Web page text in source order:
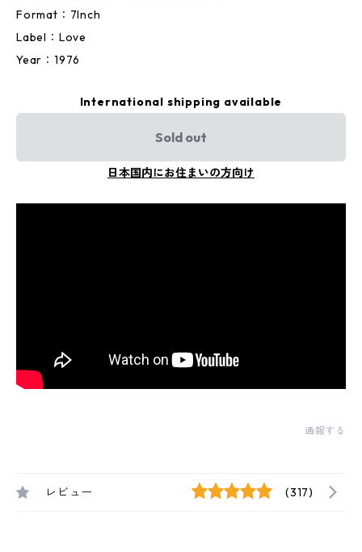
Format：7Inch
Label：Love
Year：1976
International shipping available
Sold out
日本国内にお住まいの方向け
通報する
レビュー (317)